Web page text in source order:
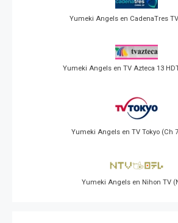
Yumeki Angels en CadenaTres
Yumeki Angels en TV Azteca 13
Yumeki Angels en TV Tokyo (Ch
Yumeki Angels en Nihon TV